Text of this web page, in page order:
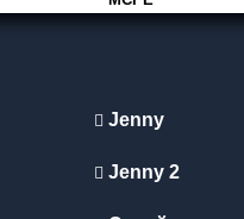
Jenny
Jenny 2